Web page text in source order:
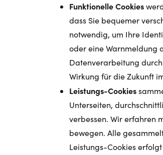
Funktionelle Cookies
dass Sie bequemer
notwendig, um Ihre
oder eine Warnmeldung
Datenverarbeitung
Wirkung für die Zukunft
Leistungs-Cookies
Unterseiten,
verbessen. Wir erfahren
bewegen. Alle
Leistungs-Cookies